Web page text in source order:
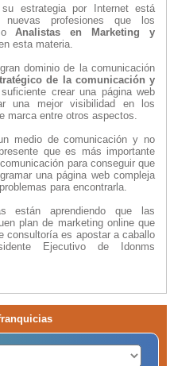
estrategia por Internet está
profesiones que los
Analistas en Marketing y
esta materia.
dominio de la comunicación
de la comunicación y
crear una página web
una mejor visibilidad en los
marca entre otros aspectos.
medio de comunicación y no
que es más importante
para conseguir que
una página web compleja
para encontrarla.
están aprendiendo que las
plan de marketing online que
consultoría es apostar a caballo
Ejecutivo de Idonms